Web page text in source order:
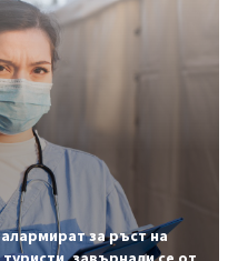
за ръст на